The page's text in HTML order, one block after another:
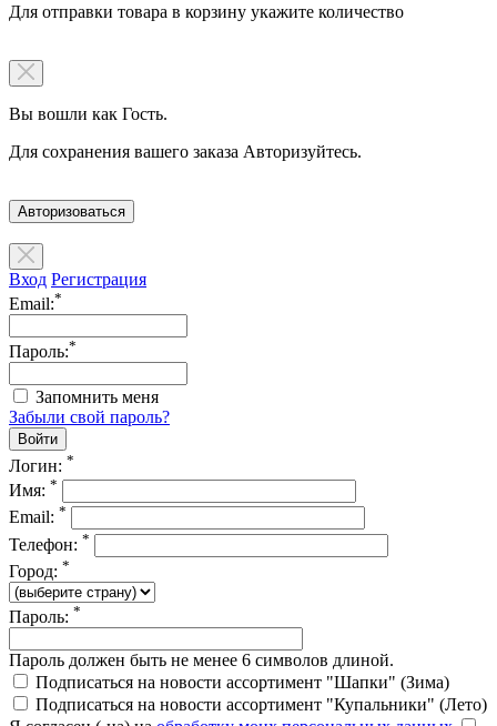
Для отправки товара в корзину укажите количество
Вы вошли как Гость.
Для сохранения вашего заказа Авторизуйтесь.
Авторизоваться
Вход Регистрация
Email:*
Пароль:*
Запомнить меня
Забыли свой пароль?
Логин: *
Имя: *
Email: *
Телефон: *
Город: *
Пароль: *
Пароль должен быть не менее 6 символов длиной.
Подписаться на новости ассортимент "Шапки" (Зима)
Подписаться на новости ассортимент "Купальники" (Лето)